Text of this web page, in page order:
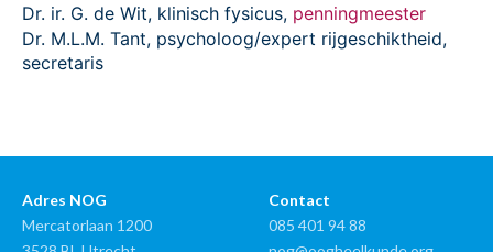
Dr. ir. G. de Wit, klinisch fysicus, penningmeester
Dr. M.L.M. Tant, psycholoog/expert rijgeschiktheid,
secretaris
Adres NOG
Mercatorlaan 1200
Contact
085 401 94 88